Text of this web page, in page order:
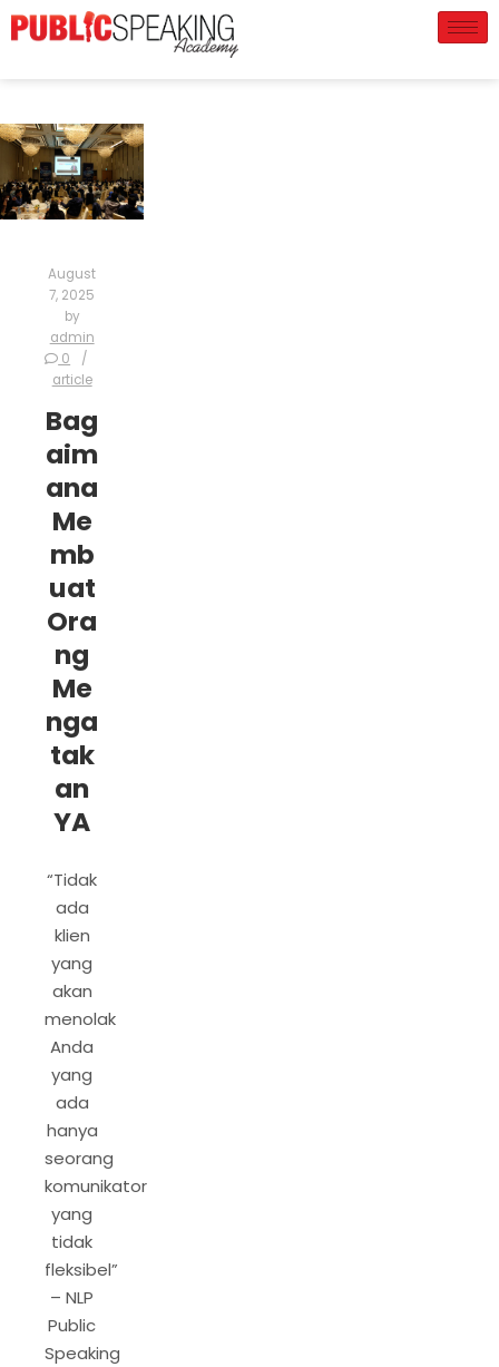
August
7, 2025
by
admin
0
article
Bag
aim
ana
Me
mb
uat
Ora
ng
Me
nga
tak
an
YA
“Tidak
ada
klien
yang
akan
menolak
Anda
yang
ada
hanya
seorang
komunikator
yang
tidak
fleksibel”
– NLP
Public
Speaking